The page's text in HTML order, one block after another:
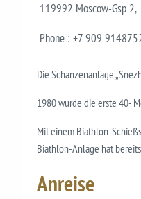
119992 Moscow-Gsp 2,
Phone : +7 909
Die Schanzenanlage
1980 wurde die erste 40-
Mit einem Biathlon-
Biathlon-Anlage hat
Anreise